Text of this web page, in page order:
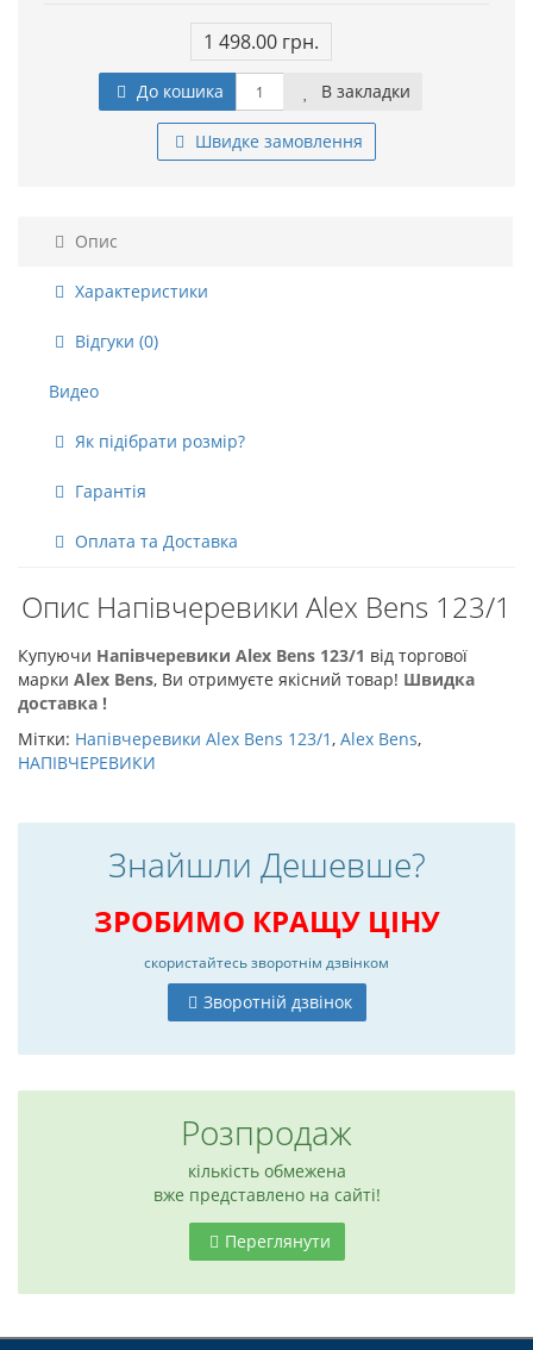
1 498.00 грн.
До кошика В закладки
Швидке замовлення
Опис
Характеристики
Відгуки (0)
Видео
Як підібрати розмір?
Гарантія
Оплата та Доставка
Опис Напівчеревики Alex Bens 123/1
Купуючи Напівчеревики Alex Bens 123/1 від торгової
марки Alex Bens, Ви отримуєте якісний товар! Швидка
доставка !
Мітки: Напівчеревики Alex Bens 123/1, Alex Bens,
НАПІВЧЕРЕВИКИ
Знайшли Дешевше?
ЗРОБИМО КРАЩУ ЦІНУ
скористайтесьзворотнім дзвінком
Зворотній дзвінок
Розпродаж
кількість обмежена
вже представлено на сайті!
Переглянути